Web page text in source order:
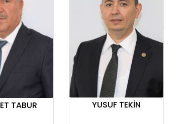
TABUR YUSUF TEKİN